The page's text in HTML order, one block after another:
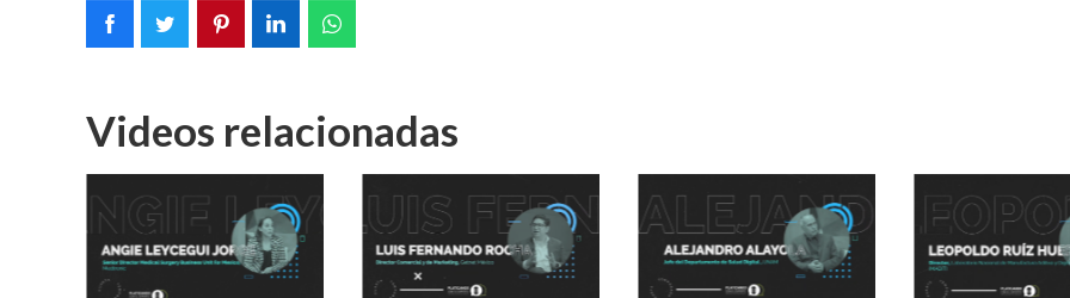
Videos relacionadas